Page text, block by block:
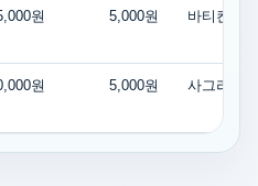
원 5,000원 바티칸박
원 5,000원 사그라다